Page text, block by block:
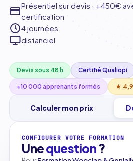
Présentiel sur devis · +450€
certification
4 journées
distanciel
Devis sous 48 h Certifié Qualiopi
+10 000 apprenants formés ★
Calculer mon prix
CONFIGURER VOTRE FORMATION
Unequestion?